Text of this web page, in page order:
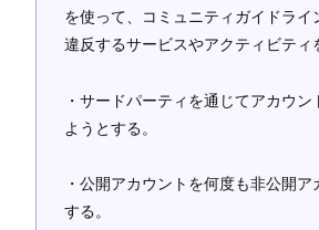
を使って、コミュニティガイドライ
違反するサービスやアクティビティ
・サードパーティを通じてアカウン
ようとする。
・公開アカウントを何度も非公開ア
する。